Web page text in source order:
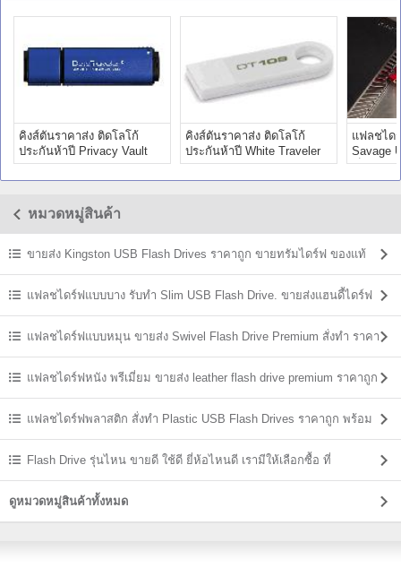
คิงส์ตันราคาส่ง ติดโลโก้
ประกันห้าปี Privacy Vault
Digital 4GB
คิงส์ตันราคาส่ง ติดโลโก้
ประกันห้าปี White Traveler
Flash-drive
แฟลชได
Savage
เร็วที่สุด
หมวดหมู่สินค้า
ขายส่ง Kingston USB Flash Drives ราคาถูก ขายทรัมไดร์ฟ ของแท้
แฟลชไดร์ฟแบบบาง รับทำ Slim USB Flash Drive. ขายส่งแฮนดี้ไดร์ฟ
ราคาถูกแฟลชไดร์ฟแบบหมุน ขายส่ง Swivel Flash Drive Premium สั่งทำ ราคา
ถูก แฟลชไดร์ฟหนัง พรีเมี่ยม ขายส่ง leather flash drive premium ราคาถูก
แฟลชไดร์ฟพลาสติก สั่งทำ Plastic USB Flash Drives ราคาถูก พร้อม
สกรีนFlash Drive รุ่นไหน ขายดี ใช้ดี ยี่ห้อไหนดี เรามีให้เลือกซื้อ ที่
USBThailand
ดูหมวดหมู่สินค้าทั้งหมด